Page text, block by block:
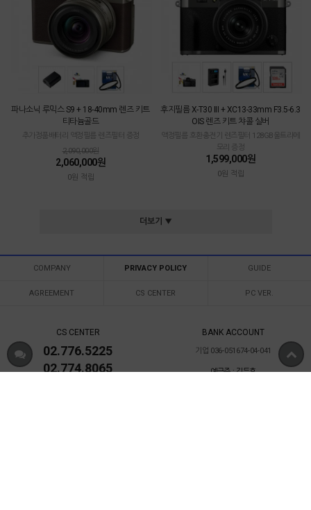
파나소닉 루믹스 S9 + 18-40mm 렌즈 키트
티타늄골드
추가정품배터리 액정필름 렌즈필터 증정
2,090,000원
2,060,000원
0원 적립
후지필름 X-T30 III + XC13-33mm F3.5-6.3
OIS 렌즈 키트 챠콜 실버
액정필름 호환충전기 렌즈필터 128GB울트라메
모리 증정
1,599,000원
0원 적립
더보기 ▼
COMPANY PRIVACY POLICY GUIDE
AGREEMENT CS CENTER PC VER.
CS CENTER
02.776.5225
02.774.8065
BANK ACCOUNT
기업 036-051674-04-041
예금주 : 김두호